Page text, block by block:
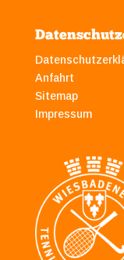
Anfahrt
Sitemap
Impressum